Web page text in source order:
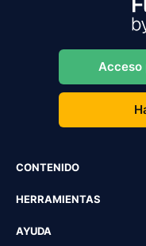
Acceso
CONTENIDO
HERRAMIENTAS
AYUDA